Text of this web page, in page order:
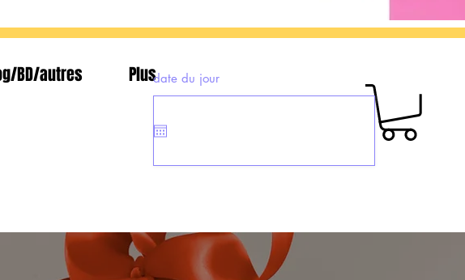
BD/autres Plusdate du jour